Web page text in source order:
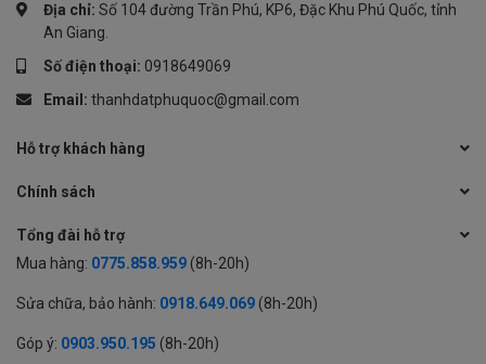
Địa chỉ: Số 104 đường Trần Phú, KP6, Đặc Khu Phú Quốc, tỉnh
An Giang.
Số điện thoại: 0918649069
Email: thanhdatphuquoc@gmail.com
Hỗ trợ khách hàng
Chính sách
Tổng đài hỗ trợ
Mua hàng: 0775.858.959 (8h-20h)
Sửa chữa, bảo hành: 0918.649.069 (8h-20h)
Góp ý: 0903.950.195 (8h-20h)